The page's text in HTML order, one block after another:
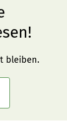
bleiben.